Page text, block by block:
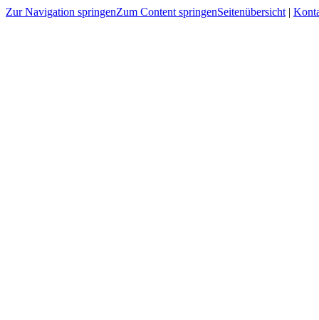
Zur Navigation springenZum Content springenSeitenübersicht |